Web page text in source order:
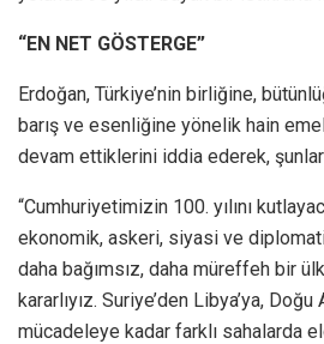
“EN NET GÖSTERGE”
Erdoğan, Türkiye’nin birliğine,
barış ve esenliğine yönelik hain
devam ettiklerini iddia ederek,
“Cumhuriyetimizin 100. yılını
ekonomik, askeri, siyasi ve
daha bağımsız, daha müreffeh bir
kararlıyız. Suriye’den Libya’ya,
mücadeleye kadar farklı sahalarda